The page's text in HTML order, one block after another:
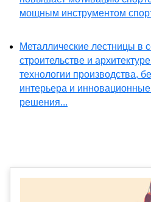
мощным инструментом
Металлические лестницы в
строительстве и
технологии производства,
интерьера и
решения...